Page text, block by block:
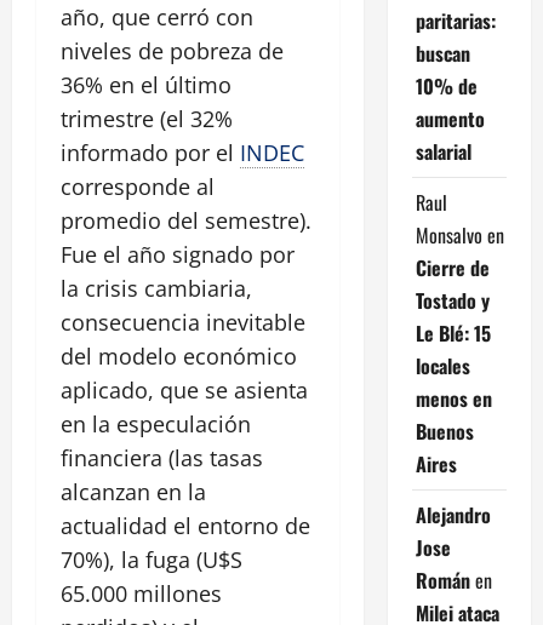
año, que cerró con
niveles de pobreza de
36% en el último
trimestre (el 32%
informado por el INDEC
corresponde al
promedio del semestre).
Fue el año signado por
la crisis cambiaria,
consecuencia inevitable
del modelo económico
aplicado, que se asienta
en la especulación
financiera (las tasas
alcanzan en la
actualidad el entorno de
70%), la fuga (U$S
65.000 millones
paritarias:
buscan
10% de
aumento
salarial
Raul
Monsalvo en
Cierre de
Tostado y
Le Blé: 15
locales
menos en
Buenos
Aires
Alejandro
Jose
Románen
Milei ataca